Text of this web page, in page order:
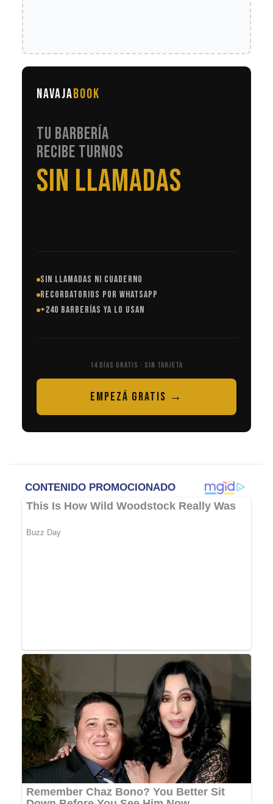
NAVAJABOOK
TU BARBERÍA
RECIBE TURNOS
EN AUTOMÁTICO
SIN LLAMADAS NI CUADERNO
RECORDATORIOS POR WHATSAPP
+240 BARBERÍAS YA LO USAN
14 DÍAS GRATIS · SIN TARJETA
EMPEZÁ GRATIS →